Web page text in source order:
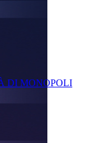
DI MONOPOLI